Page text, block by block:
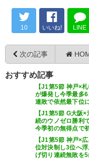
18
ヴィッセル神戸
観客入りホームゲ
ちました✨⚽️ 明
のお買い物ポイ
ます（笑）⚽️🐂
https://t.co/
— けいのすけ⭐(
古橋今季8試合目にして7ゴー
完全にエースや
U-名無しさん2020/07/18(土)
古橋来年は海外いきそう
U-名無しさん2020/07/18(土)
イニエスタ
ノロノロしてて
急にスルーパス、あれ守っ
U-名無しさん2020/07/18(土)
古橋が点取るのが当たり前
10 いいね! LINE
次の記事
おすすめ記事
【J1第5節 神戸×
が爆発し今季最多
連敗で依然最下位
【J1第5節 G大阪
続のウノゼロ勝利
今季初の無得点で
【J1第5節 神戸×
位対決制し3位へ
げ切り連続無敗を